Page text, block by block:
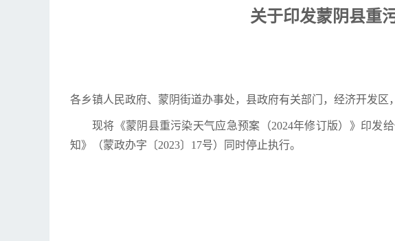
关于印发蒙阴县重
各乡镇人民政府、蒙阴街道办事处，县政府有关部门，经济开发区
现将《蒙阴县重污染天气应急预案（2024年修订版）》印发
知》（蒙政办字〔2023〕17号）同时停止执行。